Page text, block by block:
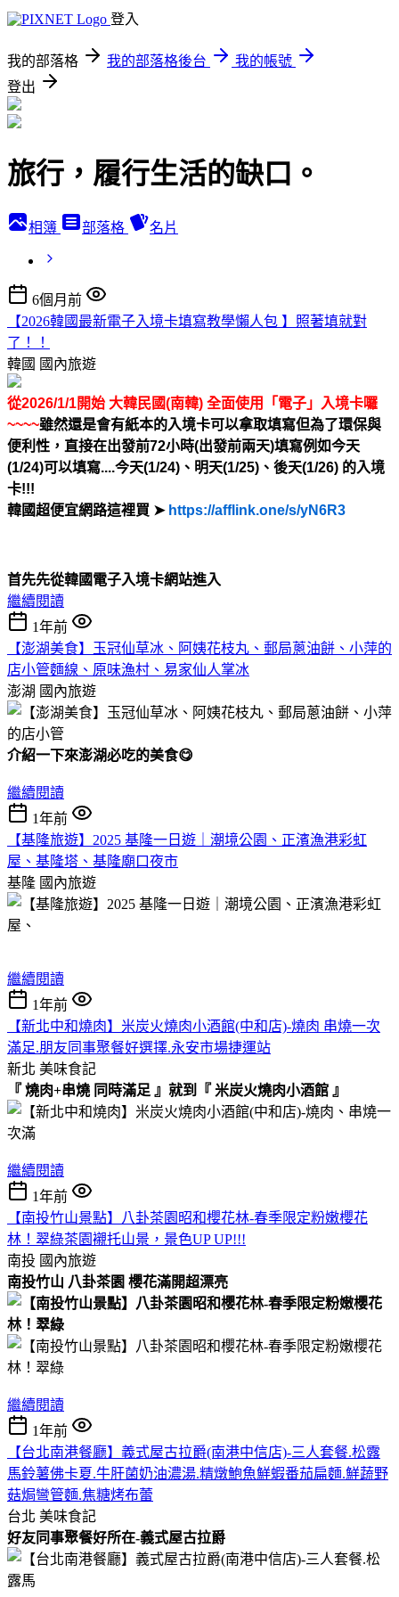
登入
我的部落格 我的部落格後台
我的帳號
登出
旅行，履行生活的缺口。
相簿 部落格 名片
6個月前
【2026韓國最新電子入境卡填寫教學懶人包 】照著填就對
了！！
韓國 國內旅遊
從2026/1/1開始 大韓民國(南韓) 全面使用「電子」入境卡囉
~~~~雖然還是會有紙本的入境卡可以拿取填寫但為了環保與
便利性，直接在出發前72小時(出發前兩天)填寫例如今天
(1/24)可以填寫....今天(1/24)、明天(1/25)、後天(1/26) 的入境
卡!!!
韓國超便宜網路這裡買 ➤ https://afflink.one/s/yN6R3
首先先從韓國電子入境卡網站進入
繼續閱讀
1年前
【澎湖美食】玉冠仙草冰、阿姨花枝丸、郵局蔥油餅、小萍的
店小管麵線、原味漁村、易家仙人掌冰
澎湖 國內旅遊
介紹一下來澎湖必吃的美食😋
繼續閱讀
1年前
【基隆旅遊】2025 基隆一日遊｜潮境公園、正濱漁港彩虹
屋、基隆塔、基隆廟口夜市
基隆 國內旅遊
繼續閱讀
1年前
【新北中和燒肉】米炭火燒肉小酒館(中和店)-燒肉 串燒一次
滿足.朋友同事聚餐好選擇.永安市場捷運站
新北 美味食記
『 燒肉+串燒 同時滿足 』就到『 米炭火燒肉小酒館 』
繼續閱讀
1年前
【南投竹山景點】八卦茶園昭和櫻花林-春季限定粉嫩櫻花
林！翠綠茶園襯托山景，景色UP UP!!!
南投 國內旅遊
南投竹山 八卦茶園 櫻花滿開超漂亮
繼續閱讀
1年前
【台北南港餐廳】義式屋古拉爵(南港中信店)-三人套餐.松露
馬鈴薯佛卡夏.牛肝菌奶油濃湯.精燉鮑魚鮮蝦番茄扁麵.鮮蔬野
菇焗彎管麵.焦糖烤布蕾
台北 美味食記
好友同事聚餐好所在-義式屋古拉爵